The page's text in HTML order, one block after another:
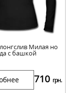
Милая но
с башкой
710 грн.